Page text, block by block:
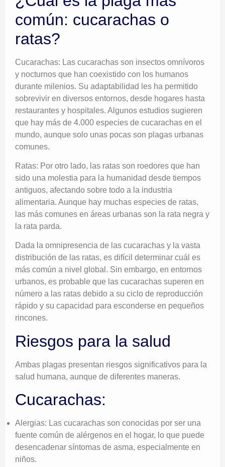
común: cucarachas o
ratas?
Cucarachas: Las cucarachas son insectos omnívoros
y nocturnos que han coexistido con los humanos
durante milenios. Su adaptabilidad les ha permitido
sobrevivir en diversos entornos, desde hogares hasta
restaurantes y hospitales. Algunos estudios sugieren
que hay más de 4.000 especies de cucarachas en el
mundo, aunque solo unas pocas son plagas urbanas
comunes.
Ratas: Por otro lado, las ratas son roedores que han
sido una molestia para la humanidad desde tiempos
antiguos, afectando sobre todo a la industria
alimentaria. Aunque hay muchas especies de ratas,
las más comunes en áreas urbanas son la rata negra y
la rata parda.
Dada la omnipresencia de las cucarachas y la vasta
distribución de las ratas, es difícil determinar cuál es
más común a nivel global. Sin embargo, en entornos
urbanos, es probable que las cucarachas superen en
número a las ratas debido a su ciclo de reproducción
rápido y su capacidad para esconderse en pequeños
rincones.
Riesgos para la salud
Ambas plagas presentan riesgos significativos para la
salud humana, aunque de diferentes maneras.
Cucarachas:
Alergias: Las cucarachas son conocidas por ser una
fuente común de alérgenos en el hogar, lo que puede
desencadenar síntomas de asma, especialmente en
niños.